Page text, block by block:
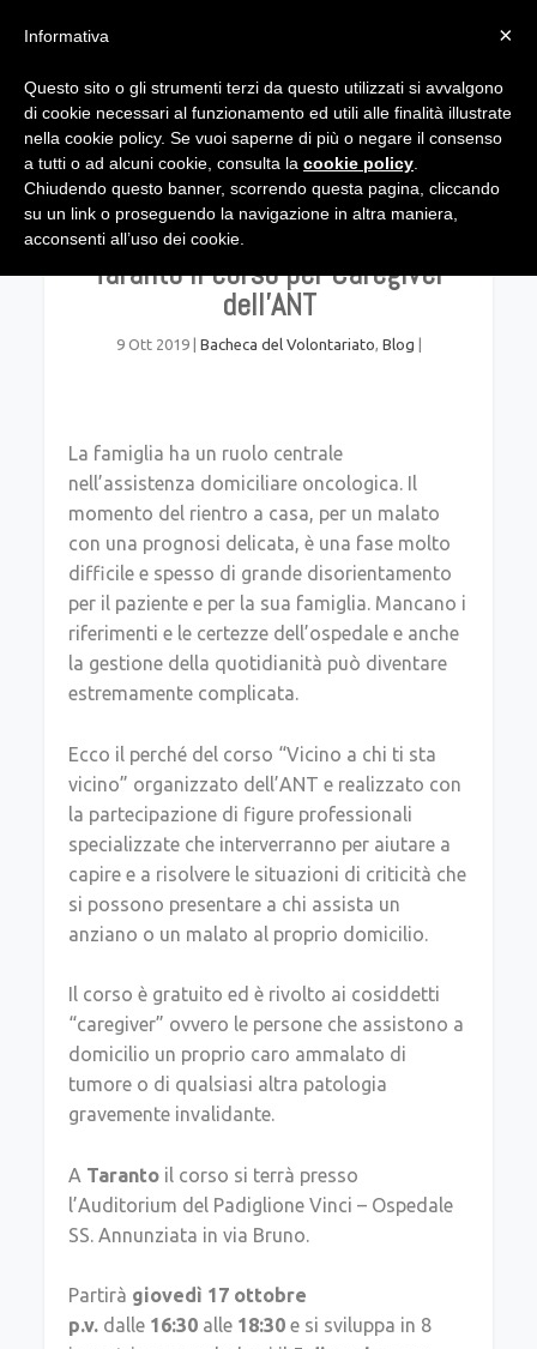
“Vicino a chi sta vicino”, a
Taranto il corso per Caregiver
dell’ANT
9 Ott 2019| Bacheca del Volontariato, Blog
La famiglia ha un ruolo centrale
nell’assistenza domiciliare oncologica. Il
momento del rientro a casa, per un malato
con una prognosi delicata, è una fase molto
difficile e spesso di grande disorientamento
per il paziente e per la sua famiglia. Mancano i
riferimenti e le certezze dell’ospedale e anche
la gestione della quotidianità può diventare
estremamente complicata.
Ecco il perché del corso “Vicino a chi ti sta
vicino” organizzato dell’ANT e realizzato con
la partecipazione di figure professionali
specializzate che interverranno per aiutare a
capire e a risolvere le situazioni di criticità che
si possono presentare a chi assista un
anziano o un malato al proprio domicilio.
Il corso è gratuito ed è rivolto ai cosiddetti
“caregiver” ovvero le persone che assistono a
domicilio un proprio caro ammalato di
tumore o di qualsiasi altra patologia
gravemente invalidante.
A Taranto il corso si terrà presso
l’Auditorium del Padiglione Vinci – Ospedale
SS. Annunziata in via Bruno.
Partirà giovedì 17 ottobre
p.v. dalle 16:30 alle 18:30e si sviluppa in 8
×
Informativa
Questo sito o gli strumenti terzi da questo utilizzati si avvalgono
di cookie necessari al funzionamento ed utili alle finalità illustrate
nella cookie policy. Se vuoi saperne di più o negare il consenso
a tutti o ad alcuni cookie, consulta la cookie policy.
Chiudendo questo banner, scorrendo questa pagina, cliccando
su un link o proseguendo la navigazione in altra maniera,
acconsenti all’uso dei cookie.